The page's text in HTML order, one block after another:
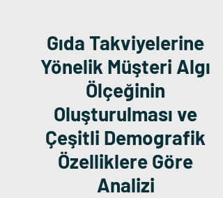
Gıda Takviyelerine
Yönelik Müşteri Algı
Ölçeğinin
Oluşturulması ve
Çeşitli Demografik
Özelliklere Göre
Analizi